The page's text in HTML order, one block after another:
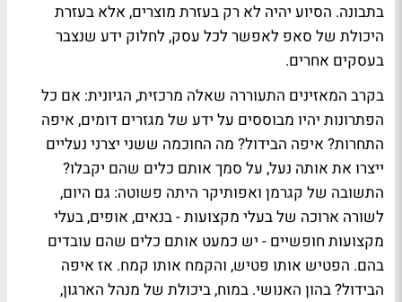
בתבונה. הסיוע יהיה לא רק בעזרת מוצרים, אלא בעזרת
היכולת של סאפ לאפשר לכל עסק, לחלוק ידע שנצבר
בעסקים אחרים.
בקרב המאזינים התעוררה שאלה מרכזית, הגיונית: אם כל
הפתרונות יהיו מבוססים על ידע של מגזרים דומים, איפה
התחרות? איפה הבידול? מה החוכמה ששני יצרני נעליים
ייצרו את אותה נעל, על סמך אותם כלים שהם יקבלו?
התשובה של קגרמן ואפותיקר היתה פשוטה: גם היום,
לשורה ארוכה של בעלי מקצועות - בנאים, אופים, בעלי
מקצועות חופשיים - יש כמעט אותם כלים שהם עובדים
בהם. הפטיש אותו פטיש, והקמח אותו קמח. אז איפה
הבידול? בהון האנושי. במוח, ביכולת של מנהל הארגון,